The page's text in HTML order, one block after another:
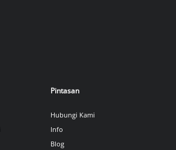
Pintasan
Hubungi Kami
Info
Blog